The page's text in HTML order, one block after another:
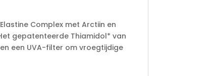
Complex met Arctiin en
gepatenteerde Thiamidol* van
een UVA-filter om vroegtijdige